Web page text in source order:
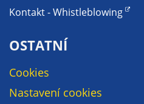
Kontakt - Whistleblowing
OSTATNÍ
Cookies
Nastavení cookies